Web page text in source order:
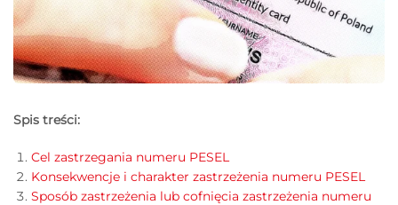
Spis treści:
Cel zastrzegania numeru PESEL
Konsekwencje i charakter zastrzeżenia numeru PESEL
Sposób zastrzeżenia lub cofnięcia zastrzeżenia numeru